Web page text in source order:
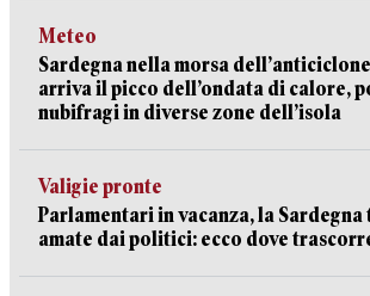
Meteo
Sardegna nella morsa
arriva il picco dell’ondata di calore,
nubifragi in diverse zone dell’isola
Valigie pronte
Parlamentari in vacanza, la Sardegna
amate dai politici: ecco dove